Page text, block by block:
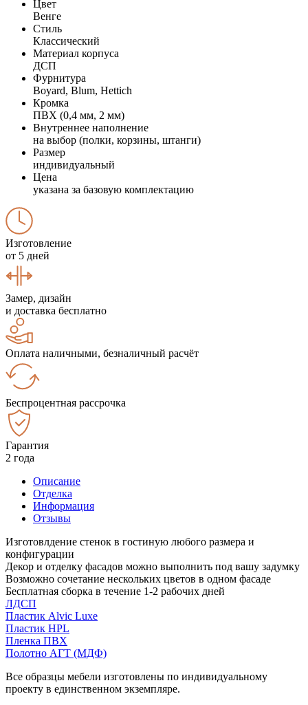
Цвет
Венге
Стиль
Классический
Материал корпуса
ДСП
Фурнитура
Boyard, Blum, Hettich
Кромка
ПВХ (0,4 мм, 2 мм)
Внутреннее наполнение
на выбор (полки, корзины, штанги)
Размер
индивидуальный
Цена
указана за базовую комплектацию
Изготовление
от 5 дней
Замер, дизайн
и доставка бесплатно
Оплата наличными, безналичный расчёт
Беспроцентная рассрочка
Гарантия
2 года
Описание
Отделка
Информация
Отзывы
Изготовлдение стенок в гостиную любого размера и
конфигурации
Декор и отделку фасадов можно выполнить под вашу задумку
Возможно сочетание нескольких цветов в одном фасаде
Бесплатная сборка в течение 1-2 рабочих дней
ЛДСП
Пластик Alvic Luxe
Пластик HPL
Пленка ПВХ
Полотно АГТ (МДФ)
Все образцы мебели изготовлены по индивидуальному
проекту в единственном экземпляре.